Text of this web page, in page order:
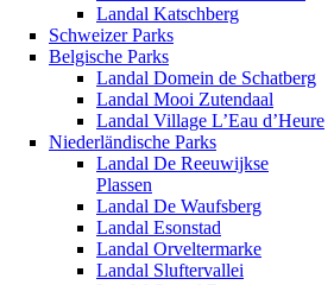
Landal Katschberg
Schweizer Parks
Belgische Parks
Landal Domein de Schatberg
Landal Mooi Zutendaal
Landal Village L’Eau d’Heure
Niederländische Parks
Landal De Reeuwijkse
Plassen
Landal De Waufsberg
Landal Esonstad
Landal Orveltermarke
Landal Sluftervallei